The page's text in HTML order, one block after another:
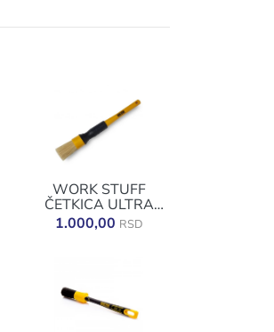
WORK STUFF
ČETKICA ULTRA
GRIP CLASSIC 24MM
1.000,00 RSD